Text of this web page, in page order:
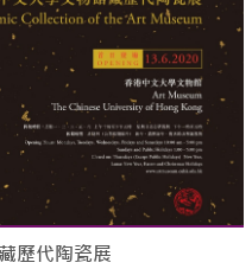
歷代陶瓷展